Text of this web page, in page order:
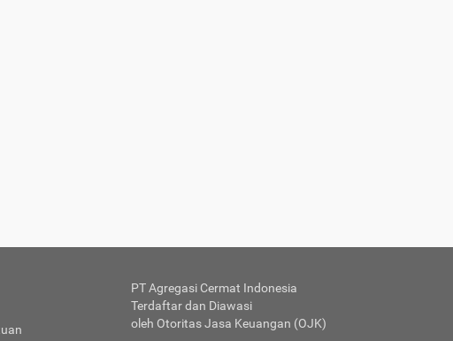
PT Agregasi Cermat Indonesia
Terdaftar dan Diawasi
oleh Otoritas Jasa Keuangan (OJK)